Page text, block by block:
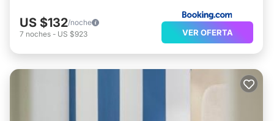
US $132/noche
7 noches - US $923 VER OFERTA